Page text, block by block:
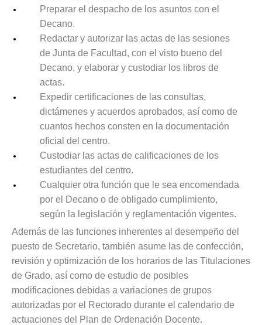
Preparar el despacho de los asuntos con el
Decano.
Redactar y autorizar las actas de las sesiones
de Junta de Facultad, con el visto bueno del
Decano, y elaborar y custodiar los libros de
actas.
Expedir certificaciones de las consultas,
dictámenes y acuerdos aprobados, así como de
cuantos hechos consten en la documentación
oficial del centro.
Custodiar las actas de calificaciones de los
estudiantes del centro.
Cualquier otra función que le sea encomendada
por el Decano o de obligado cumplimiento,
según la legislación y reglamentación vigentes.
Además de las funciones inherentes al desempeño del
puesto de Secretario, también asume las de confección,
revisión y optimización de los horarios de las Titulaciones
de Grado, así como de estudio de posibles
modificaciones debidas a variaciones de grupos
autorizadas por el Rectorado durante el calendario de
actuaciones del Plan de Ordenación Docente.